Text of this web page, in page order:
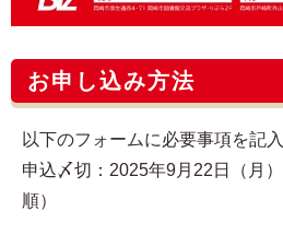
お申し込み方法
以下のフォームに必要事項を記
申込〆切：2025年9月22日（月
順）